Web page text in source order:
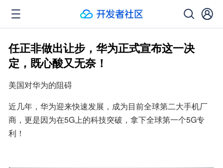
任正非做出让步，华为正式宣布这一决
定，既心酸又无奈！
美国对华为的阻碍
近几年，华为迎来快速发展，成为目前全球第二大手机厂
商，更是因为在5G上的科技突破，拿下全球第一个5G专
利！